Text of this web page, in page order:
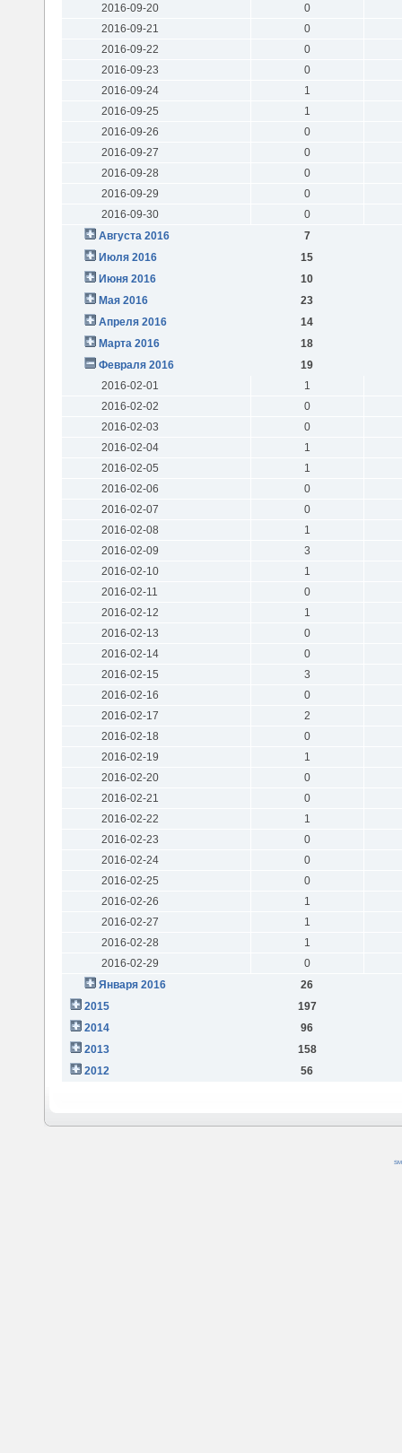
2016-09-20
0
2016-09-21
0
2016-09-22
0
2016-09-23
0
2016-09-24
1
2016-09-25
1
2016-09-26
0
2016-09-27
0
2016-09-28
0
2016-09-29
0
2016-09-30
0
Августа 2016
7
Июля 2016
15
Июня 2016
10
Мая 2016
23
Апреля 2016
14
Марта 2016
18
Февраля 2016
19
2016-02-01
1
2016-02-02
0
2016-02-03
0
2016-02-04
1
2016-02-05
1
2016-02-06
0
2016-02-07
0
2016-02-08
1
2016-02-09
3
2016-02-10
1
2016-02-11
0
2016-02-12
1
2016-02-13
0
2016-02-14
0
2016-02-15
3
2016-02-16
0
2016-02-17
2
2016-02-18
0
2016-02-19
1
2016-02-20
0
2016-02-21
0
2016-02-22
1
2016-02-23
0
2016-02-24
0
2016-02-25
0
2016-02-26
1
2016-02-27
1
2016-02-28
1
2016-02-29
0
Января 2016
26
2015
197
2014
96
2013
158
2012
56